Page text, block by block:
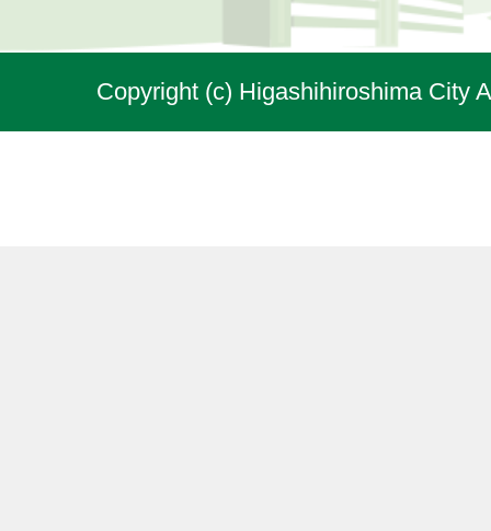
Copyright (c) Higashihiroshima City